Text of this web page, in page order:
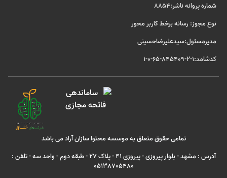
شماره پروانه ناشر:8854
نوع مجوز: رسانه برخط کاربر محور
مدیرمسئول:سیدعلیرضاحسینی
کدشامد:1-2-845409-65-0-1
تمامی حقوق متعلق به موسسه محتوا سازان آراد می باشد
آدرس : مشهد - بلوار پیروزی - پیروزی 41 - پلاک 27 - طبقه دوم - واحد سه - تلفن :
05138705480